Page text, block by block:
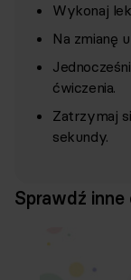
Wykonaj
Na zmianę
ćwiczenia.
Zatrzymaj
sekundy.
Sprawdź inne